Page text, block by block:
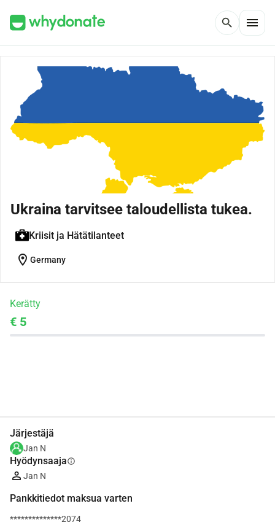
search menu
Ukraina tarvitsee taloudellista tukea.
Kriisit ja Hätätilanteet
location_on Germany
Kerätty
€ 5
Järjestäjä
Jan N
Hyödynsaajainfo
Jan N
Pankkitiedot maksua varten
**************2074